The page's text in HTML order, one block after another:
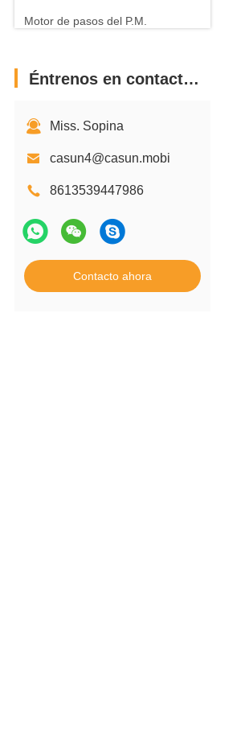
Motor de pasos del P.M.
Regulador Driver del motor de
Accesorios del motor de pasos
Éntrenos en contacto con
Miss. Sopina
casun4@casun.mobi
8613539447986
Contacto ahora